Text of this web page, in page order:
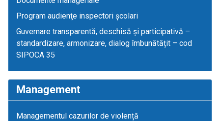
Program audienţe inspectori școlari
Guvernare transparentă, deschisă și participativă –
standardizare, armonizare, dialog îmbunătățit – cod
SIPOCA 35
Management
Managementul cazurilor de violență